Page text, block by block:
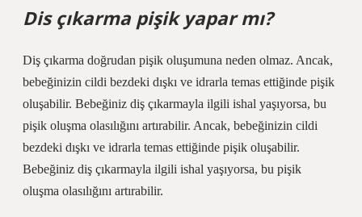
Dis çıkarma pişik yapar mı?
Diş çıkarma doğrudan pişik oluşumuna neden olmaz. Ancak,
bebeğinizin cildi bezdeki dışkı ve idrarla temas ettiğinde pişik
oluşabilir. Bebeğiniz diş çıkarmayla ilgili ishal yaşıyorsa, bu
pişik oluşma olasılığını artırabilir. Ancak, bebeğinizin cildi
bezdeki dışkı ve idrarla temas ettiğinde pişik oluşabilir.
Bebeğiniz diş çıkarmayla ilgili ishal yaşıyorsa, bu pişik
oluşma olasılığını artırabilir.